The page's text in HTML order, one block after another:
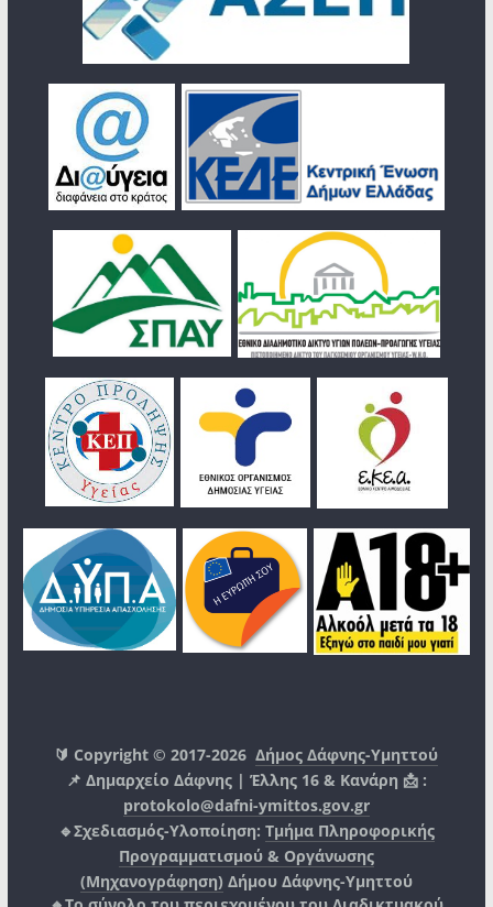
🔰 Copyright © 2017-2026Δήμος Δάφνης-Υμηττού
📌 Δημαρχείο Δάφνης | Έλλης 16 & Κανάρη 📩 :
protokolo@dafni-ymittos.gov.gr
🔹Σχεδιασμός-Υλοποίηση: Τμήμα Πληροφορικής
Προγραμματισμού & Οργάνωσης
(Μηχανογράφηση) Δήμου Δάφνης-Υμηττού